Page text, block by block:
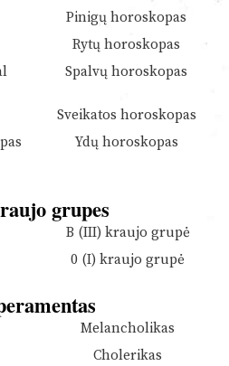
Pinigų horoskopas
Rytų horoskopas
Spalvų horoskopas
Sveikatos horoskopas
Ydų horoskopas
grupes
B (III) kraujo grupė
0 (I) kraujo grupė
Melancholikas
Cholerikas